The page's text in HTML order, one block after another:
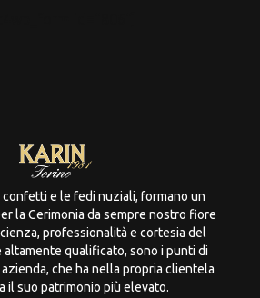
confetti e le fedi nuziali, formano un
la Cerimonia da sempre nostro fiore
professionalità e cortesia del
qualificato, sono i punti di
che ha nella propria clientela
il suo patrimonio più elevato.